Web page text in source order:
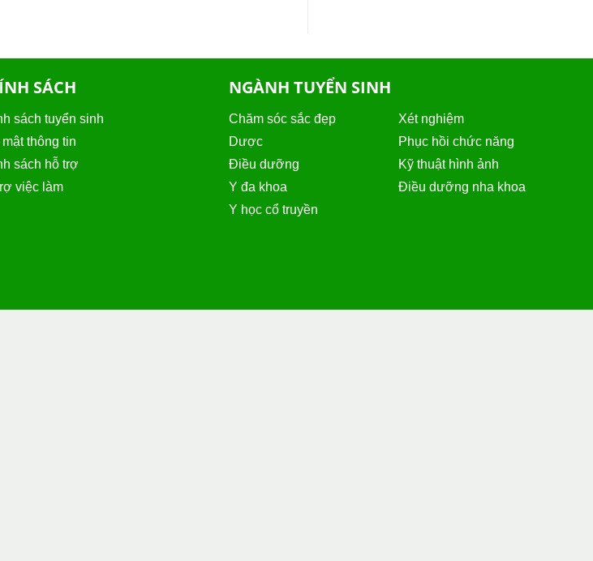
SÁCH
sách tuyển sinh
mật thông tin
sách hỗ trợ
việc làm
NGÀNH TUYỂN SINH
Chăm sóc sắc đẹp
Dược
Điều dưỡng
Y đa khoa
Y học cổ truyền
Xét nghiệm
Phục hồi chức năng
Kỹ thuật hình ảnh
Điều dưỡng nha khoa